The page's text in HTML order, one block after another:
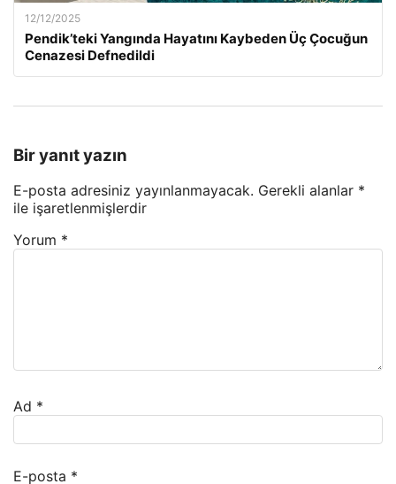
12/12/2025
Pendik’teki Yangında Hayatını Kaybeden Üç Çocuğun
Cenazesi Defnedildi
Bir yanıt yazın
E-posta adresiniz yayınlanmayacak. Gerekli alanlar *
ile işaretlenmişlerdir
Yorum *
Ad *
E-posta *